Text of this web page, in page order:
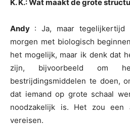
K. K.: Wat maakt de grote
Andy : Ja, maar
morgen met biologisch
het mogelijk, maar ik denk dat
zijn, bijvoorbeeld om
bestrijdingsmiddelen te doen,
dat iemand op grote schaal
noodzakelijk is. Het zou een
vereisen.